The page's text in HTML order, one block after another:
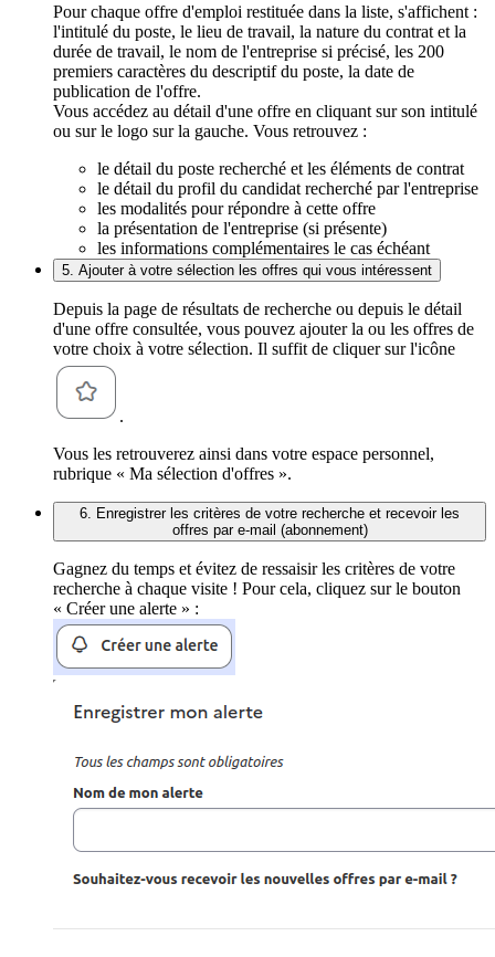
Pour chaque offre d'emploi restituée dans la liste, s'affichent :
l'intitulé du poste, le lieu de travail, la nature du contrat et la
durée de travail, le nom de l'entreprise si précisé, les 200
premiers caractères du descriptif du poste, la date de
publication de l'offre.
Vous accédez au détail d'une offre en cliquant sur son intitulé
ou sur le logo sur la gauche. Vous retrouvez :
le détail du poste recherché et les éléments de contrat
le détail du profil du candidat recherché par l'entreprise
les modalités pour répondre à cette offre
la présentation de l'entreprise (si présente)
les informations complémentaires le cas échéant
5. Ajouter à votre sélection les offres qui vous intéressent
Depuis la page de résultats de recherche ou depuis le détail
d'une offre consultée, vous pouvez ajouter la ou les offres de
votre choix à votre sélection. Il suffit de cliquer sur l'icône
.
Vous les retrouverez ainsi dans votre espace personnel,
rubrique « Ma sélection d'offres ».
6. Enregistrer les critères de votre recherche et recevoir les
offres par e-mail (abonnement)
Gagnez du temps et évitez de ressaisir les critères de votre
recherche à chaque visite ! Pour cela, cliquez sur le bouton
« Créer une alerte » :